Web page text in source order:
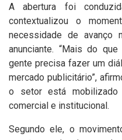
A abertura foi
contextualizou o
necessidade de avanço
anunciante. “Mais do
gente precisa fazer um
mercado publicitário”,
o setor está mobilizado
comercial e institucional.
Segundo ele, o